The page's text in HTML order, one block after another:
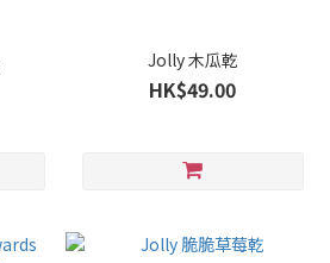
Jolly 木瓜乾
HK$49.00